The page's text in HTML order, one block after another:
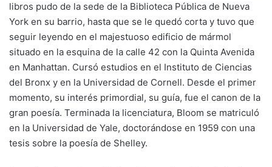
libros pudo de la sede de la Biblioteca Pública de Nueva
York en su barrio, hasta que se le quedó corta y tuvo que
seguir leyendo en el majestuoso edificio de mármol
situado en la esquina de la calle 42 con la Quinta Avenida
en Manhattan. Cursó estudios en el Instituto de Ciencias
del Bronx y en la Universidad de Cornell. Desde el primer
momento, su interés primordial, su guía, fue el canon de la
gran poesía. Terminada la licenciatura, Bloom se matriculó
en la Universidad de Yale, doctorándose en 1959 con una
tesis sobre la poesía de Shelley.